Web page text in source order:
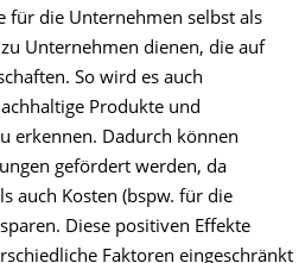
für die Unternehmen selbst als
Unternehmen dienen, die auf
So wird es auch
Produkte und
erkennen. Dadurch können
gefördert werden, da
auch Kosten (bspw. für die
Diese positiven Effekte
Faktoren eingeschränkt